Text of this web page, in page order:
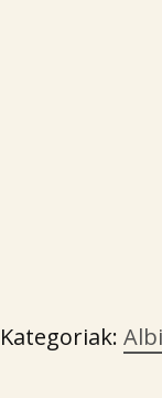
Kategoriak: